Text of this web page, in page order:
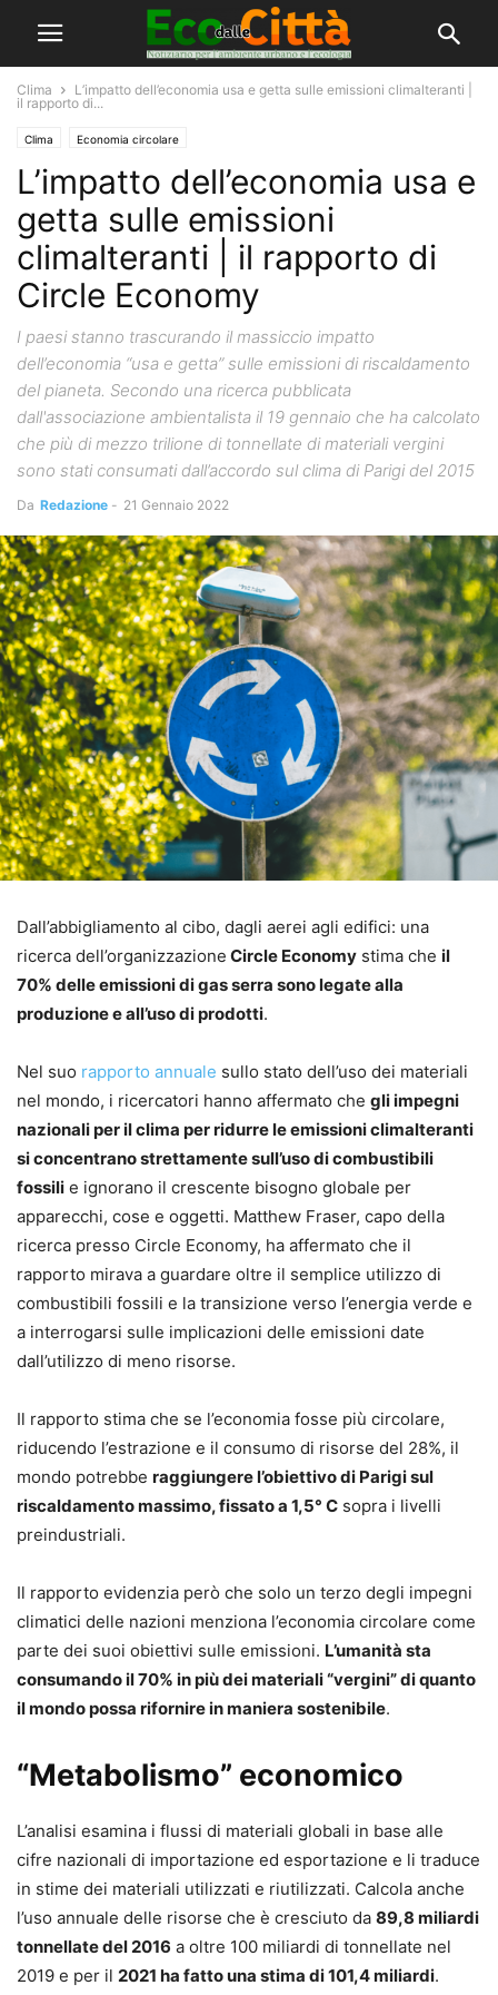
Clima
L’impatto dell’economia usa e getta sulle emissioni climalteranti |
il rapporto di...
Clima Economia circolare
L’impatto dell’economia usa e
getta sulle emissioni
climalteranti | il rapporto di
Circle Economy
I paesi stanno trascurando il massiccio impatto
dell’economia “usa e getta” sulle emissioni di riscaldamento
del pianeta. Secondo una ricerca pubblicata
dall'associazione ambientalista il 19 gennaio che ha calcolato
che più di mezzo trilione di tonnellate di materiali vergini
sono stati consumati dall’accordo sul clima di Parigi del 2015
Da Redazione - 21 Gennaio 2022
Dall’abbigliamento al cibo, dagli aerei agli edifici: una
ricerca dell’organizzazione Circle Economy stima che il
70% delle emissioni di gas serra sono legate alla
produzione e all’uso di prodotti.
Nel suo rapporto annuale sullo stato dell’uso dei materiali
nel mondo, i ricercatori hanno affermato che gli impegni
nazionali per il clima per ridurre le emissioni climalteranti
si concentrano strettamente sull’uso di combustibili
fossili e ignorano il crescente bisogno globale per
apparecchi, cose e oggetti. Matthew Fraser, capo della
ricerca presso Circle Economy, ha affermato che il
rapporto mirava a guardare oltre il semplice utilizzo di
combustibili fossili e la transizione verso l’energia verde e
a interrogarsi sulle implicazioni delle emissioni date
dall’utilizzo di meno risorse.
Il rapporto stima che se l’economia fosse più circolare,
riducendo l’estrazione e il consumo di risorse del 28%, il
mondo potrebbe raggiungere l’obiettivo di Parigi sul
riscaldamento massimo, fissato a 1,5° C sopra i livelli
preindustriali.
Il rapporto evidenzia però che solo un terzo degli impegni
climatici delle nazioni menziona l’economia circolare come
parte dei suoi obiettivi sulle emissioni. L’umanità sta
consumando il 70% in più dei materiali “vergini” di quanto
il mondo possa rifornire in maniera sostenibile.
“Metabolismo” economico
L’analisi esamina i flussi di materiali globali in base alle
cifre nazionali di importazione ed esportazione e li traduce
in stime dei materiali utilizzati e riutilizzati. Calcola anche
l’uso annuale delle risorse che è cresciuto da 89,8 miliardi
tonnellate del 2016 a oltre 100 miliardi di tonnellate nel
2019 e per il 2021 ha fatto una stima di 101,4 miliardi.